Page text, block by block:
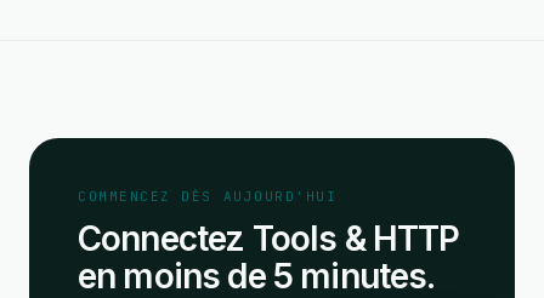
COMMENCEZ DÈS AUJOURD'HUI
Connectez Tools & HTTP
en moins de 5 minutes.